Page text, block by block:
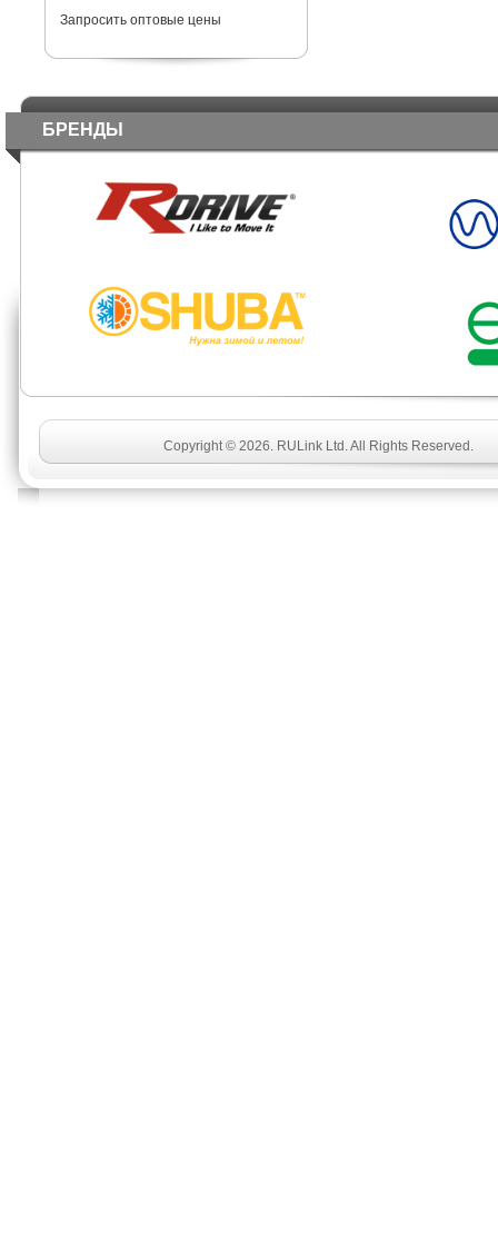
Запросить оптовые цены
БРЕНДЫ
Copyright © 2026. RULink Ltd. All Rights Reserved.